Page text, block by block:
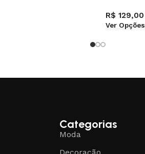
R$ 129,00
Ver Opções
Categorias
Moda